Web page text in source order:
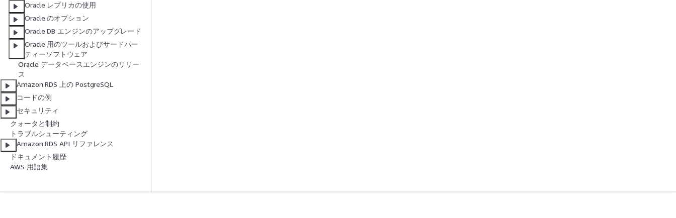
Oracle レプリカの使用
Oracle のオプション
Oracle DB エンジンのアップグレード
Oracle 用のツールおよびサードパー
ティーソフトウェア
Oracle データベースエンジンのリリー
ス
Amazon RDS 上の PostgreSQL
コードの例
セキュリティ
クォータと制約
トラブルシューティング
Amazon RDS API リファレンス
ドキュメント履歴
AWS 用語集